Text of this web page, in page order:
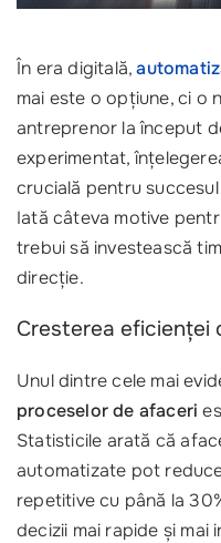
În era digitală,
mai este o opțiune, ci o
antreprenor la început
experimentat,
crucială pentru
Iată câteva motive
trebui să investească
direcție.
Cresterea eficienței
Unul dintre cele mai
proceselor de afaceri
Statisticile arată că
automatizate pot
repetitive cu până la
decizii mai rapide și mai